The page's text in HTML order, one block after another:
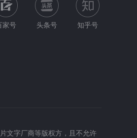
家号 头条号 知乎号
文字厂商等版权方，且不允许